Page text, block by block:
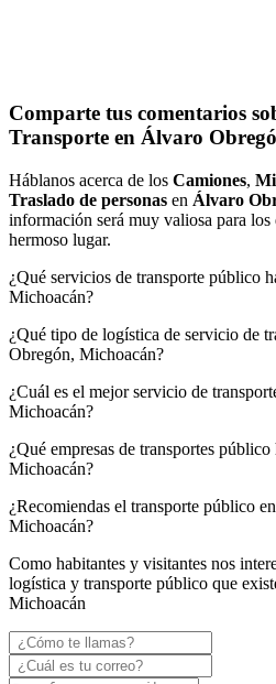
Comparte tus comentarios
Transporte en Álvaro
Háblanos acerca de los Camiones,
Traslado de personas en Álvaro
información será muy valiosa para los
hermoso lugar.
¿Qué servicios de transporte público
Michoacán?
¿Qué tipo de logística de servicio de
Obregón, Michoacán?
¿Cuál es el mejor servicio de
Michoacán?
¿Qué empresas de transportes
Michoacán?
¿Recomiendas el transporte público
Michoacán?
Como habitantes y visitantes nos
logística y transporte público que
Michoacán